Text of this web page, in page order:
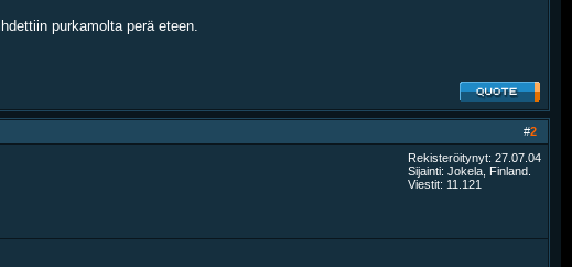
purkamolta perä eteen.
#2
Rekisteröitynyt: 27.07.04
Sijainti: Jokela, Finland.
Viestit: 11.121